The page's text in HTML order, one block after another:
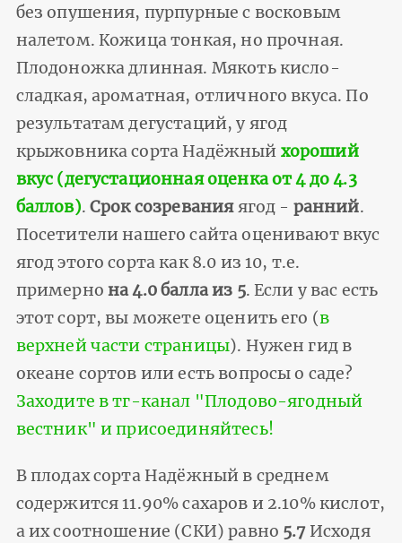
без опушения, пурпурные с восковым
налетом. Кожица тонкая, но прочная.
Плодоножка длинная. Мякоть кисло-
сладкая, ароматная, отличного вкуса. По
результатам дегустаций, у ягод
крыжовника сорта Надёжный хороший
вкус (дегустационная оценка от 4 до 4.3
баллов).Срок созреванияягод - ранний.
Посетители нашего сайта оценивают вкус
ягод этого сорта как 8.0 из 10, т.е.
примерно на 4.0 балла из 5. Если у вас есть
этот сорт, вы можете оценить его (в
верхней части страницы). Нужен гид в
океане сортов или есть вопросы о саде?
Заходите в тг-канал "Плодово-ягодный
вестник" и присоединяйтесь!
В плодах сорта Надёжный в среднем
содержится 11.90% сахаров и 2.10% кислот,
а их соотношение (СКИ) равно 5.7Исходя